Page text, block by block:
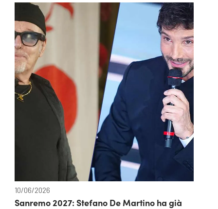
10/06/2026
Sanremo 2027: Stefano De Martino ha già